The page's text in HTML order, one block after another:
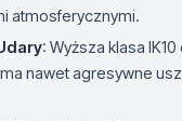
atmosferycznymi.
: Wyższa klasa
nawet agresywne